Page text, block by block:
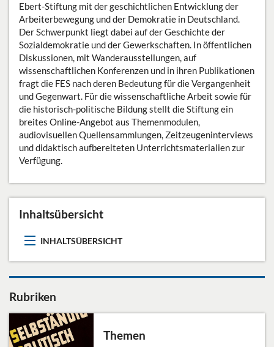
DE
Ebert-Stiftung mit der geschichtlichen Entwicklung der
Arbeiterbewegung und der Demokratie in Deutschland.
Der Schwerpunkt liegt dabei auf der Geschichte der
Sozialdemokratie und der Gewerkschaften. In öffentlichen
Diskussionen, mit Wanderausstellungen, auf
wissenschaftlichen Konferenzen und in ihren Publikationen
fragt die FES nach deren Bedeutung für die Vergangenheit
und Gegenwart. Für die wissenschaftliche Arbeit sowie für
die historisch-politische Bildung stellt die Stiftung ein
breites Online-Angebot aus Themenmodulen,
audiovisuellen Quellensammlungen, Zeitzeugeninterviews
und didaktisch aufbereiteten Unterrichtsmaterialien zur
Verfügung.
Inhaltsübersicht
INHALTSÜBERSICHT
Rubriken
Themen